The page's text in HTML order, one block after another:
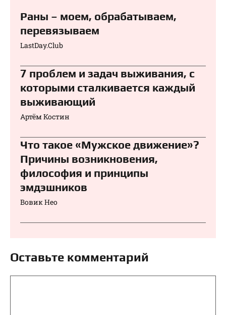
Раны – моем, обрабатываем,
перевязываем⁠⁠
LastDay.Club
7 проблем и задач выживания, с
которыми сталкивается каждый
выживающий
Артём Костин
Что такое «Мужское движение»?
Причины возникновения,
философия и принципы
эмдэшников
Вовик Нео
Оставьте комментарий